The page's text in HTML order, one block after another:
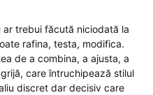
trebui făcută niciodată la
rafina, testa, modifica.
de a combina, a ajusta, a
care întruchipează stilul
discret dar decisiv care